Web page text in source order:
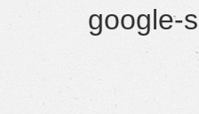
google-